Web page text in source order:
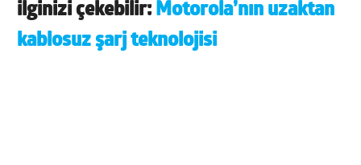
ilginizi çekebilir: Motorola’nın uzaktan
kablosuz şarj teknolojisi